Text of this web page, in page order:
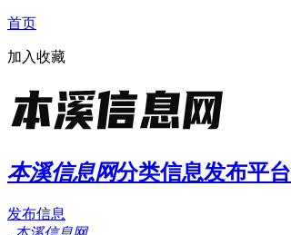
首页
加入收藏
本溪信息网分类信息发布平台
发布信息